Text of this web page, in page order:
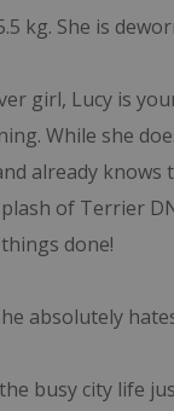
kg. She is
girl, Lucy is
While she
already knows
of Terrier
done!
absolutely
busy city life